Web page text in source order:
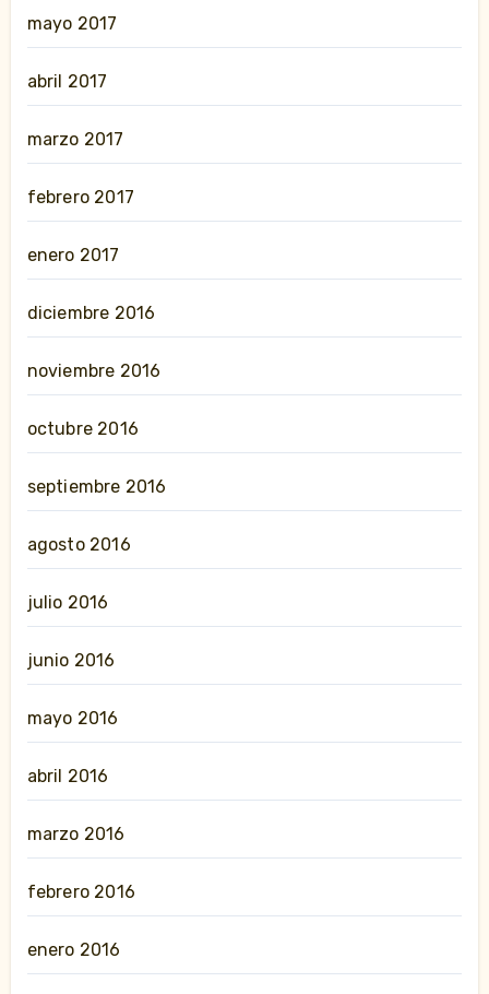
mayo 2017
abril 2017
marzo 2017
febrero 2017
enero 2017
diciembre 2016
noviembre 2016
octubre 2016
septiembre 2016
agosto 2016
julio 2016
junio 2016
mayo 2016
abril 2016
marzo 2016
febrero 2016
enero 2016